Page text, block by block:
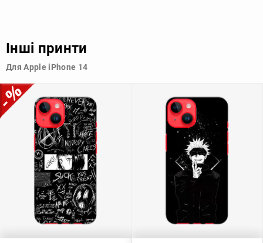
Узагалі, чохол для телефону - це дуже корисний аксесуар, який
допомагає захистити ваш пристрій, зберегти його цінність і
Інші принти
Для Apple iPhone 14